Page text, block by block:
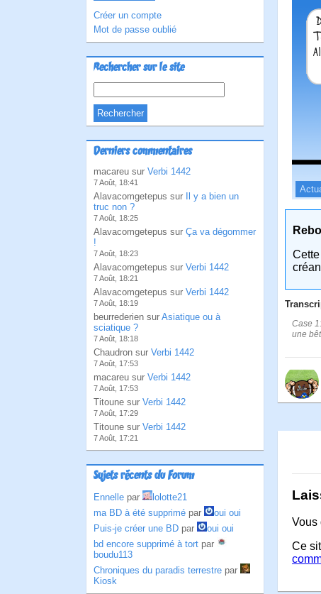
Créer un compte
Mot de passe oublié
Rechercher sur le site
Derniers commentaires
macareu sur Verbi 1442
7 Août, 18:41
Alavacomgetepus sur
Il y a bien un
truc non ?
7 Août, 18:25
Alavacomgetepus sur Ça va dégommer
!
7 Août, 18:23
Alavacomgetepus sur Verbi 1442
7 Août, 18:21
Alavacomgetepus sur Verbi 1442
7 Août, 18:19
beurrederien sur Asiatique ou à
sciatique ?
7 Août, 18:18
Chaudron sur Verbi 1442
7 Août, 17:53
macareu sur Verbi 1442
7 Août, 17:53
Titoune sur Verbi 1442
7 Août, 17:29
Titoune sur Verbi 1442
7 Août, 17:21
Sujets récents du Forum
Ennelle par
lolotte21
ma BD à été supprimé par
oui oui
Puis-je créer une BD par
oui oui
bd encore supprimé à tort par
boudu113
Chroniques du paradis terrestre par
Kiosk
Case
une
Vous
Ce